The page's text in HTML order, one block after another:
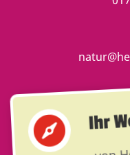
 Ihr